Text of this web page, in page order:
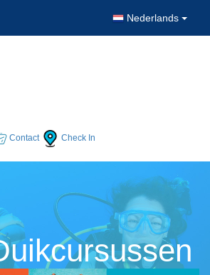
Nederlands
Contact Check In